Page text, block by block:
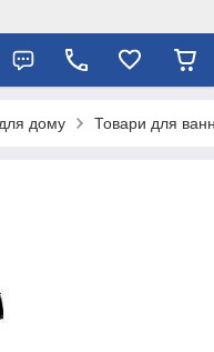
дому Товари для